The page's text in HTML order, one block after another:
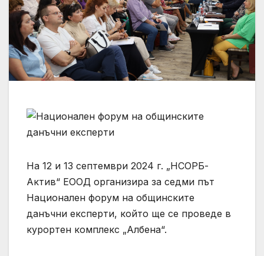
На 12 и 13 септември 2024 г. „НСОРБ-
Актив“ ЕООД организира за седми път
Национален форум на общинските
данъчни експерти, който ще се проведе в
курортен комплекс „Албена“.